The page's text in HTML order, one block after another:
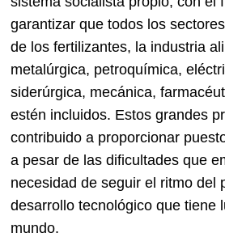
garantizar que todos los
de los fertilizantes, la industria
metalúrgica, petroquímica,
siderúrgica, mecánica,
estén incluidos. Estos grandes
contribuido a proporcionar
a pesar de las dificultades que
necesidad de seguir el ritmo del
desarrollo tecnológico que tiene
mundo.